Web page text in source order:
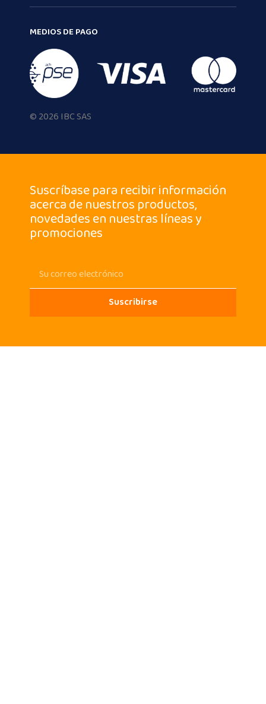
MEDIOS DE PAGO
© 2026 IBC SAS
Suscríbase para recibir información
acerca de nuestros productos,
novedades en nuestras líneas y
promociones
Suscribirse